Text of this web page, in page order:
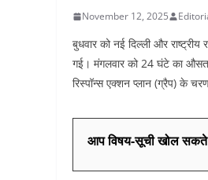
November 12, 2025
बुधवार को नई दिल्ली और
गई। मंगलवार को 24 घंटे का औसत
रिस्पॉन्स एक्शन प्लान (ग्रैप) के
आप विषय-सूची खोल